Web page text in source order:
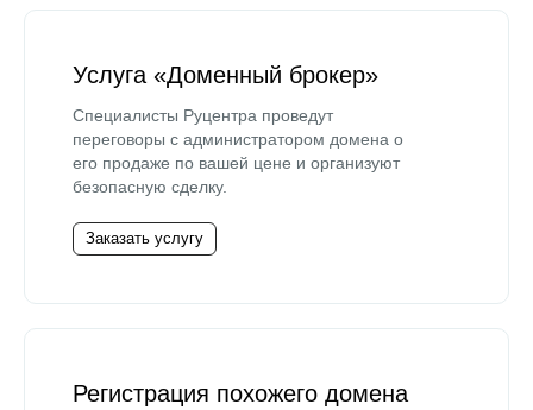
Услуга «Доменный брокер»
Специалисты Руцентра проведут
переговоры с администратором домена о
его продаже по вашей цене и организуют
безопасную сделку.
Заказать услугу
Регистрация похожего домена